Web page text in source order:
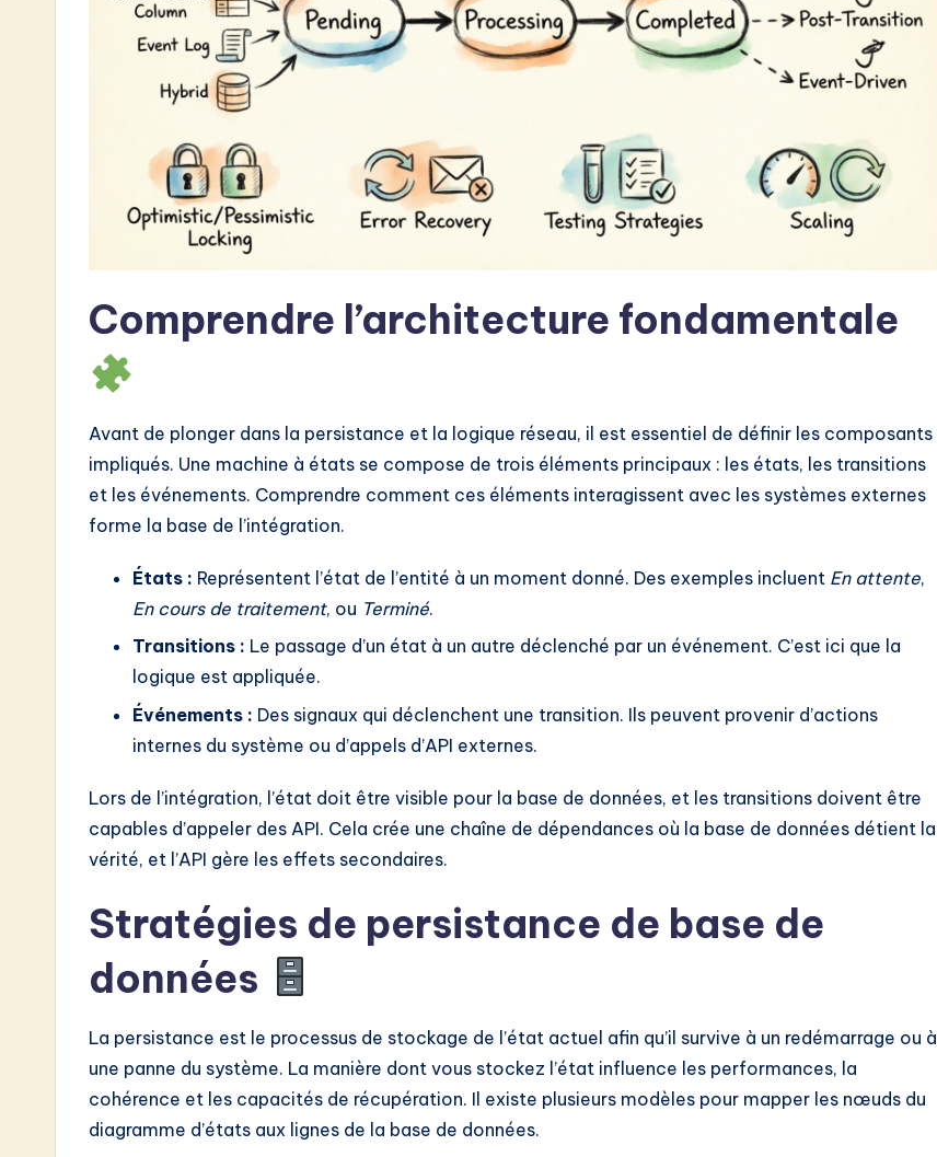
Comprendre l’architecture fondamentale
Avant de plonger dans la persistance et la logique réseau, il est essentiel de définir les composants
impliqués. Une machine à états se compose de trois éléments principaux : les états, les transitions
et les événements. Comprendre comment ces éléments interagissent avec les systèmes externes
forme la base de l’intégration.
États : Représentent l’état de l’entité à un moment donné. Des exemples incluent En attente,
En cours de traitement, ou Terminé.
Transitions : Le passage d’un état à un autre déclenché par un événement. C’est ici que la
logique est appliquée.
Événements : Des signaux qui déclenchent une transition. Ils peuvent provenir d’actions
internes du système ou d’appels d’API externes.
Lors de l’intégration, l’état doit être visible pour la base de données, et les transitions doivent être
capables d’appeler des API. Cela crée une chaîne de dépendances où la base de données détient la
vérité, et l’API gère les effets secondaires.
Stratégies de persistance de base de
données
La persistance est le processus de stockage de l’état actuel afin qu’il survive à un redémarrage ou à
une panne du système. La manière dont vous stockez l’état influence les performances, la
cohérence et les capacités de récupération. Il existe plusieurs modèles pour mapper les nœuds du
diagramme d’états aux lignes de la base de données.